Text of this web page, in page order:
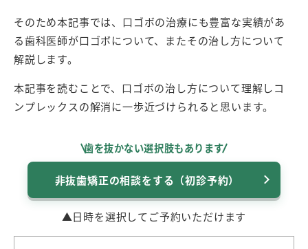
そのため本記事では、口ゴボの治療にも豊富な実績があ
る歯科医師が口ゴボについて、またその治し方について
解説します。
本記事を読むことで、口ゴボの治し方について理解しコ
ンプレックスの解消に一歩近づけられると思います。
歯を抜かない選択肢もあります
非抜歯矯正の相談をする（初診予約）
▲日時を選択してご予約いただけます